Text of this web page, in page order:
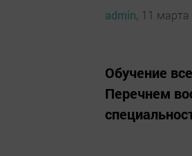
admin, 11 марта
Обучение
Перечнем